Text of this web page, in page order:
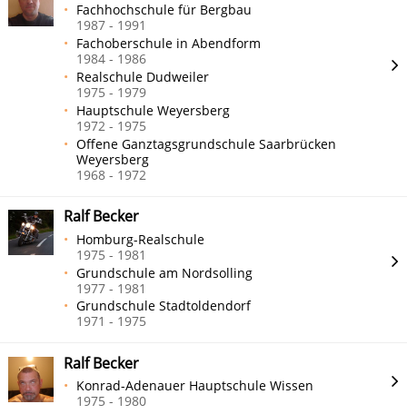
Fachhochschule für Bergbau
1987 - 1991
Fachoberschule in Abendform
1984 - 1986
Realschule Dudweiler
1975 - 1979
Hauptschule Weyersberg
1972 - 1975
Offene Ganztagsgrundschule Saarbrücken
Weyersberg
1968 - 1972
Ralf Becker
Homburg-Realschule
1975 - 1981
Grundschule am Nordsolling
1977 - 1981
Grundschule Stadtoldendorf
1971 - 1975
Ralf Becker
Konrad-Adenauer Hauptschule Wissen
1975 - 1980